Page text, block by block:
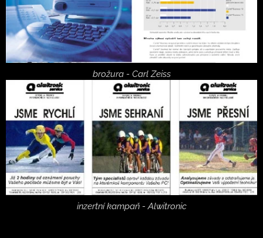
brožura - Carl Zeiss
inzertní kampaň - Alwitronic